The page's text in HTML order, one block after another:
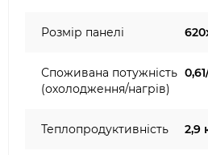
Розмір панелі
Споживана потужність
(охолодження/нагрів)
Теплопродуктивність 2,9